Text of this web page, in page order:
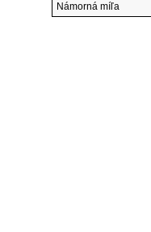
Námorná míľa